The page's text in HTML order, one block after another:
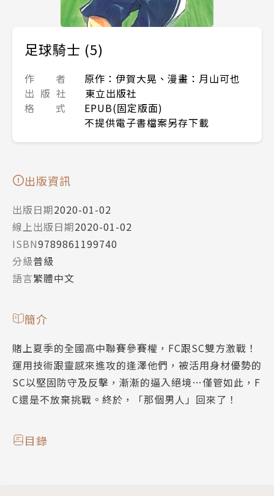
足球騎士 (5)
作 者
原作：伊賀大晃、漫畫：月山可也
出 版 社
東立出版社
格 式
EPUB(固定版面)
不提供電子書檔案另存下載
出版資訊
出版日期2020-01-02
線上出版日期2020-01-02
ISBN9789861199740
分級普級
語言繁體中文
簡介
賭上夏季的全國高中聯賽參賽權，FC跟SC雙方激戰！
運用技術跟靈感來進攻的逢澤他們，被活用身材優勢的
SC以堅固防守及反擊，漸漸的逼入絕境…僅管如此，F
C還是不放棄挑戰。終於，「那個男人」回來了！
目錄